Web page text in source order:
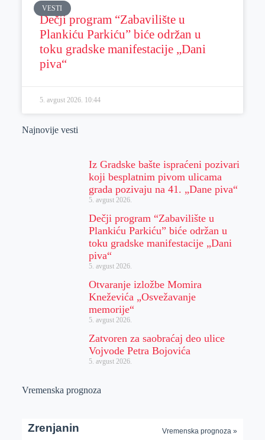
VESTI
Dečji program “Zabavilište u
Plankiću Parkiću” biće održan u
toku gradske manifestacije „Dani
piva“
5. avgust 2026. 10:44
Najnovije vesti
Iz Gradske bašte ispraćeni pozivari
koji besplatnim pivom ulicama
grada pozivaju na 41. „Dane piva“
5. avgust 2026.
Dečji program “Zabavilište u
Plankiću Parkiću” biće održan u
toku gradske manifestacije „Dani
piva“
5. avgust 2026.
Otvaranje izložbe Momira
Kneževića „Osvežavanje
memorije“
5. avgust 2026.
Zatvoren za saobraćaj deo ulice
Vojvode Petra Bojovića
5. avgust 2026.
Vremenska prognoza